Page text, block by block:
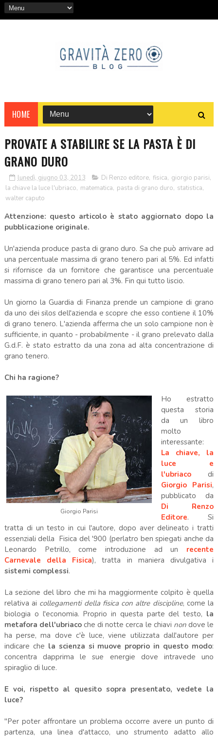
HOME
PROVATE A STABILIRE SE LA PASTA È DI
GRANO DURO
lunedì, giugno 03, 2013 Di Renzo editore, fisica, giorgio parisi,
la chiave la luce l'ubriaco, matematica, pasta di grano duro, statistica,
walter caputo
Attenzione: questo articolo è stato aggiornato dopo la
pubblicazione originale.
Un'azienda produce pasta di grano duro. Sa che può arrivare ad
una percentuale massima di grano tenero pari al 5%. Ed infatti
si rifornisce da un fornitore che garantisce una percentuale
massima di grano tenero pari al 3%. Fin qui tutto liscio.
Un giorno la Guardia di Finanza prende un campione di grano
da uno dei silos dell'azienda e scopre che esso contiene il 10%
di grano tenero. L'azienda afferma che un solo campione non è
sufficiente, in quanto - probabilmente - il grano prelevato dalla
G.d.F. è stato estratto da una zona ad alta concentrazione di
grano tenero.
Chi ha ragione?
Giorgio Parisi
Ho estratto
questa storia
da un libro
molto
interessante:
La chiave, la
luce e
l'ubriacodi
Giorgio Parisi,
pubblicato da
Di Renzo
Editore. Si
tratta di un testo in cui l'autore, dopo aver delineato i tratti
essenziali della Fisica del '900 (perlatro ben spiegati anche da
Leonardo Petrillo, come introduzione ad un recente
Carnevale della Fisica), tratta in maniera divulgativa i
sistemi complessi.
La sezione del libro che mi ha maggiormente colpito è quella
relativa ai collegamenti della fisica con altre discipline, come la
biologia o l'economia. Proprio in questa parte del testo, la
metafora dell'ubriaco che di notte cerca le chiavi nondove le
ha perse, ma dove c'è luce, viene utilizzata dall'autore per
indicare che la scienza si muove proprio in questo modo:
concentra dapprima le sue energie dove intravede uno
spiraglio di luce.
E voi, rispetto al quesito sopra presentato, vedete la
luce?
"Per poter affrontare un problema occorre avere un punto di
partenza, una linea d'attacco, uno strumento adatto allo